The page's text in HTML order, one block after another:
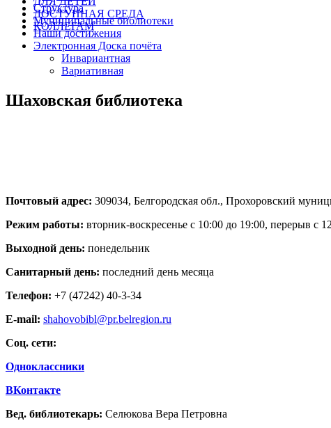
ДОСТУПНАЯ СРЕДА
КОЛЛЕГАМ
Структура
Муниципальные библиотеки
Наши достижения
Электронная Доска почёта
Инвариантная
Вариативная
Шаховская библиотека
Почтовый адрес: 309034, Белгородская обл., Прохоровский
Режим работы: вторник-воскресенье с 10:00 до 19:00, перерыв с
Выходной день: понедельник
Санитарный день: последний день месяца
Телефон: +7 (47242) 40-3-34
E-mail: shahovobibl@pr.belregion.ru
Соц. сети:
Одноклассники
ВКонтакте
Вед. библиотекарь: Селюкова Вера Петровна